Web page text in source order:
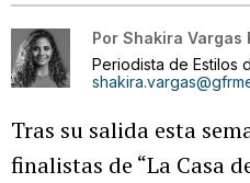
Por Shakira Vargas
Periodista de Estilos
Tras su salida esta
finalistas de “La Casa